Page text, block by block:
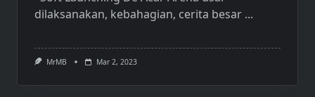
dilaksanakan, kebahagian, cerita besar ...
MrMB Mar 2, 2023